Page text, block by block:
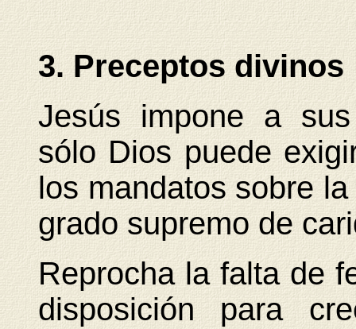
3. Preceptos divinos
Jesús impone a
sólo Dios puede
los mandatos sobre
grado supremo de
Reprocha la falta de
disposición para